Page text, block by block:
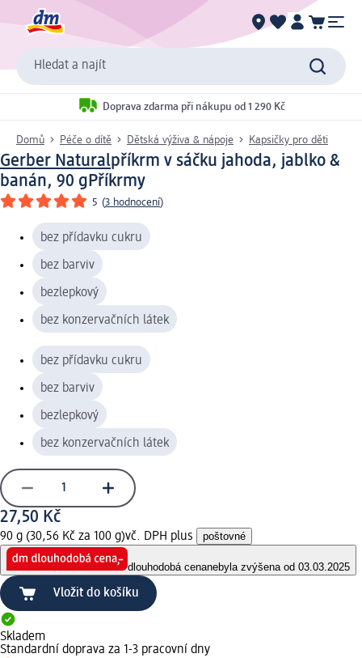
Hledat a najít
Doprava zdarma při nákupu od 1 290 Kč
Domů Péče o dítě Dětská výživa & nápoje Kapsičky pro děti
Gerber Naturalpříkrm v sáčku jahoda, jablko &
banán, 90 gPříkrmy
5 (3 hodnocení)
bez přídavku cukru
bez barviv
bezlepkový
bez konzervačních látek
bez přídavku cukru
bez barviv
bezlepkový
bez konzervačních látek
27,50 Kč
90 g (30,56 Kč za 100 g)vč. DPH plus poštovné
dlouhodobá cenanebyla zvýšena od 03.03.2025
Vložit do košíku
Skladem
Standardní doprava za 1-3 pracovní dny